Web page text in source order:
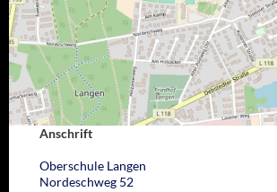
Anschrift
Oberschule Langen
Nordeschweg 52